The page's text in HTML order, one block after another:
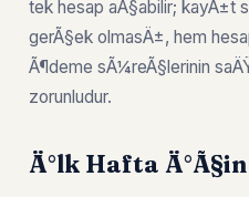
tek hesap aÃ§abilir; kayÄ±t
gerÃ§ek olmasÄ±, hem
Ã¶deme sÃ¼reÃ§lerinin
zorunludur.
Ä°lk Hafta